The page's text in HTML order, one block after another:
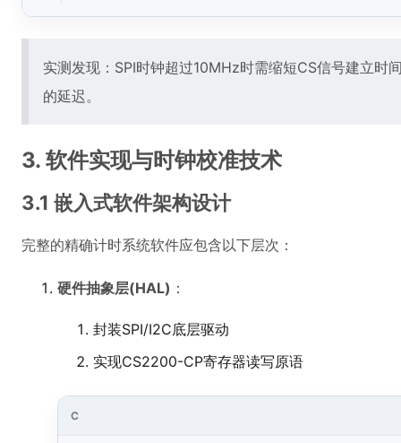
实测发现：SPI时钟超过10MHz时需缩短CS信号建立时
的延迟。
3. 软件实现与时钟校准技术
3.1 嵌入式软件架构设计
完整的精确计时系统软件应包含以下层次：
硬件抽象层(HAL) ：
封装SPI/I2C底层驱动
实现CS2200-CP寄存器读写原语
C